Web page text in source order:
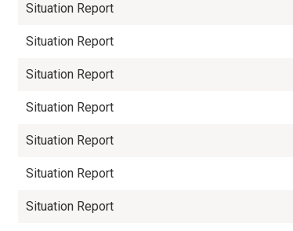
Situation Report
Situation Report
Situation Report
Situation Report
Situation Report
Situation Report
Situation Report